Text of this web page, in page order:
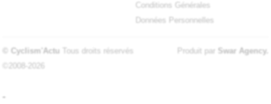
Conditions Générales
Données Personnelles
© Cyclism'Actu Tous droits réservés
©2008-2026
Produit par Swar Agency.
-